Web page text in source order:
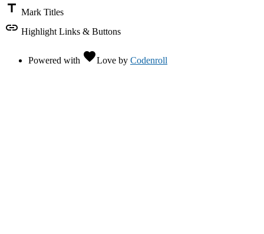
title Mark Titles
link Highlight Links & Buttons
Powered with favoriteLove by Codenroll